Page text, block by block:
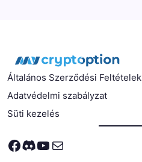
Általános Szerződési Feltételek
Adatvédelmi szabályzat
Süti kezelés
Facebook
Discord
YouTube
Mail